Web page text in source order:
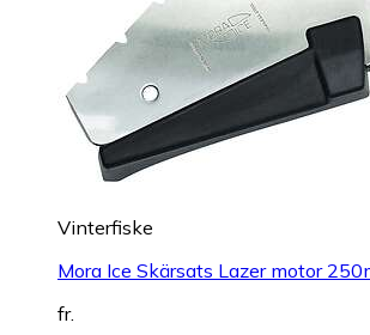
Vinterfiske
Mora Ice Skärsats Lazer motor
fr.